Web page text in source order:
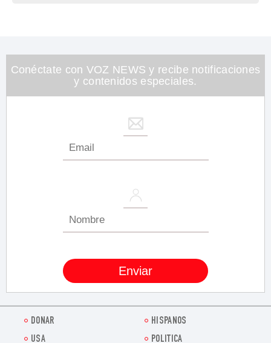
Conéctate con VOZ NEWS y recibe notificaciones
y contenidos especiales.
DONAR
HISPANOS
USA
POLITICA